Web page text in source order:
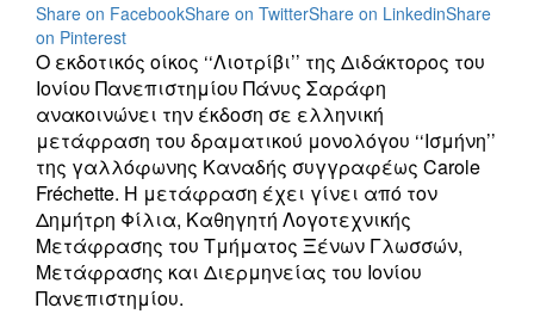
Share on FacebookShare on TwitterShare on LinkedinShare
on Pinterest
Ο εκδοτικός οίκος ‘‘Λιοτρίβι’’ της Διδάκτορος του
Ιονίου Πανεπιστημίου Πάνυς Σαράφη
ανακοινώνει την έκδοση σε ελληνική
μετάφραση του δραματικού μονολόγου ‘‘Ισμήνη’’
της γαλλόφωνης Καναδής συγγραφέως Carole
Fréchette. H μετάφραση έχει γίνει από τον
Δημήτρη Φίλια, Καθηγητή Λογοτεχνικής
Μετάφρασης του Τμήματος Ξένων Γλωσσών,
Μετάφρασης και Διερμηνείας του Ιονίου
Πανεπιστημίου.